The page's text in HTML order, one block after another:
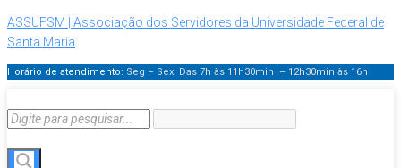
ASSUFSM | Associação dos Servidores da Universidade Federal de
Santa Maria
Horário de atendimento: Seg – Sex: Das 7h às 11h30min – 12h30min às 16h